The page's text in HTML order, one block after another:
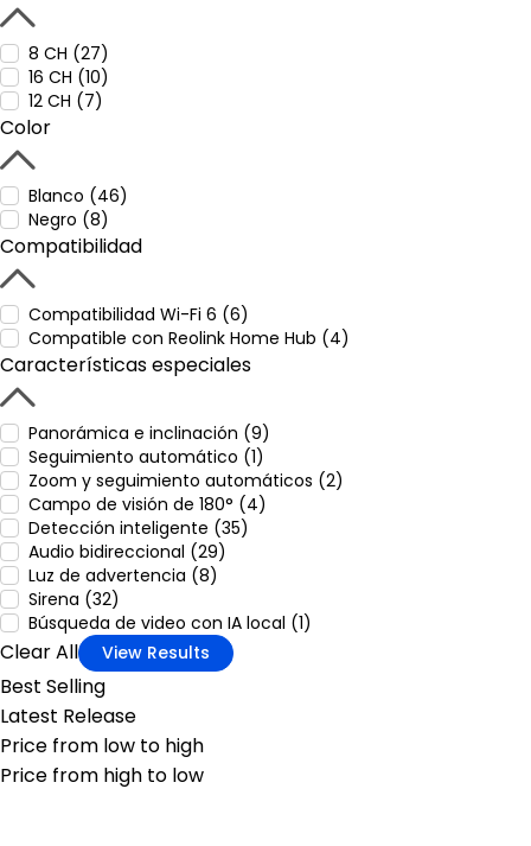
8 CH (27)
16 CH (10)
12 CH (7)
Color
Blanco (46)
Negro (8)
Compatibilidad
Compatibilidad Wi-Fi 6 (6)
Compatible con Reolink Home Hub (4)
Características especiales
Panorámica e inclinación (9)
Seguimiento automático (1)
Zoom y seguimiento automáticos (2)
Campo de visión de 180° (4)
Detección inteligente (35)
Audio bidireccional (29)
Luz de advertencia (8)
Sirena (32)
Búsqueda de video con IA local (1)
Clear All View Results
Best Selling
Latest Release
Price from low to high
Price from high to low